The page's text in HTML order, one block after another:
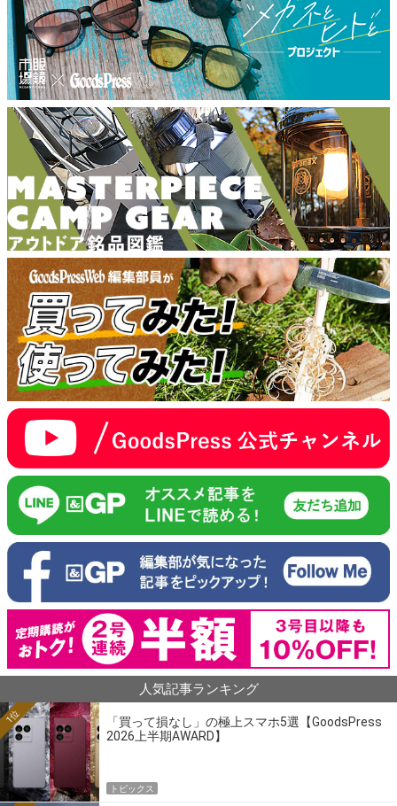
人気記事ランキング
「買って損なし」の極上スマホ5選【GoodsPress
2026上半期AWARD】
1位
トピックス